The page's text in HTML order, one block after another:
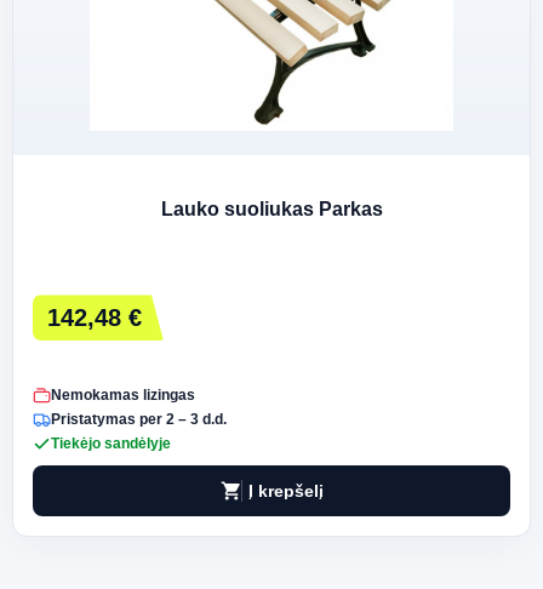
Lauko suoliukas Parkas
142,48 €
Nemokamas lizingas
Pristatymas per 2 – 3 d.d.
Tiekėjo sandėlyje
shopping_cart Į krepšelį